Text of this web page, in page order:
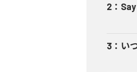
2 ：
3 ： い